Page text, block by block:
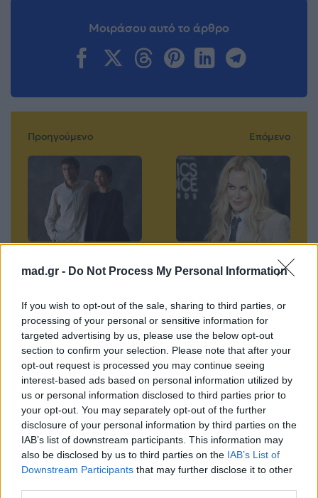
mad.gr - Do Not Process My Personal Information
If you wish to opt-out of the sale, sharing to third parties, or
processing of your personal or sensitive information for
targeted advertising by us, please use the below opt-out
section to confirm your selection. Please note that after your
opt-out request is processed you may continue seeing
interest-based ads based on personal information utilized by
us or personal information disclosed to third parties prior to
your opt-out. You may separately opt-out of the further
disclosure of your personal information by third parties on the
IAB’s list of downstream participants. This information may
also be disclosed by us to third parties on the IAB’s List of
Downstream Participants that may further disclose it to other
Μοιράσου αυτό το άρθρο
Προηγούμενο
Pattinson: Η ταινία
τα ταμεία
22.04.2026
Επόμενο
Sunday Rose: Η
17χρονη κόρη της
το designer
φόρεμα που έγινε
viral
22.04.2026
Βιογραφικά
Ελλήνων
Καλλιτεχνών